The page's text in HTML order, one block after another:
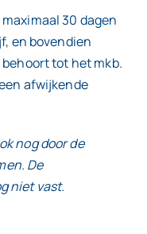
30 dagen
en bovendien
tot het mkb.
afwijkende
nog door de
De
niet vast.